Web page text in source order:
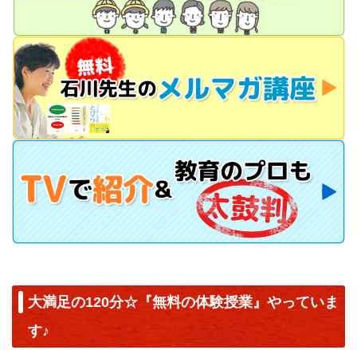
大満足の120分☆『無料の体験授業』やっていま
す♪